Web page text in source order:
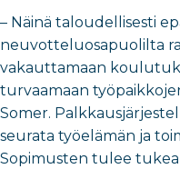
– Näinä taloudellisesti
neuvotteluosapuolilta
vakauttamaan
turvaamaan
Somer.
seurata työelämän ja
Sopimusten tulee